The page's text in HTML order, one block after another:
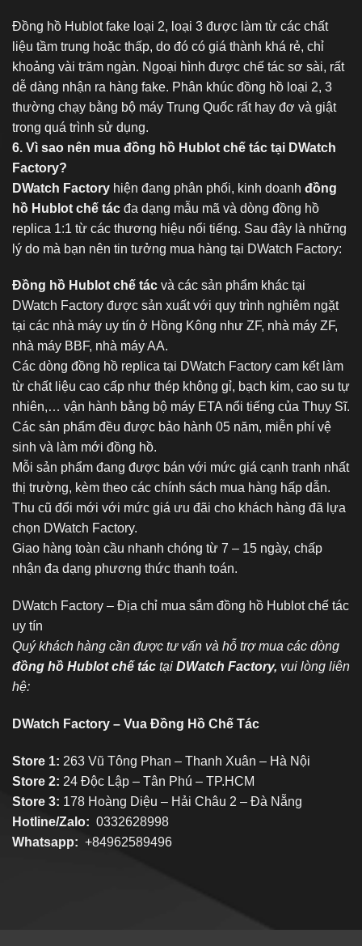
Đồng hồ Hublot fake loại 2, loại 3 được làm từ các chất
liệu tầm trung hoặc thấp, do đó có giá thành khá rẻ, chỉ
khoảng vài trăm ngàn. Ngoại hình được chế tác sơ sài, rất
dễ dàng nhận ra hàng fake. Phân khúc đồng hồ loại 2, 3
thường chạy bằng bộ máy Trung Quốc rất hay đơ và giật
trong quá trình sử dụng.
6. Vì sao nên mua đồng hồ Hublot chế tác tại DWatch
Factory?
DWatch Factory hiện đang phân phối, kinh doanh đồng
hồ Hublot chế tác đa dạng mẫu mã và dòng đồng hồ
replica 1:1 từ các thương hiệu nổi tiếng. Sau đây là những
lý do mà bạn nên tin tưởng mua hàng tại DWatch Factory:
Đồng hồ Hublot chế tác và các sản phẩm khác tại
DWatch Factory được sản xuất với quy trình nghiêm ngặt
tại các nhà máy uy tín ở Hồng Kông như ZF, nhà máy ZF,
nhà máy BBF, nhà máy AA.
Các dòng đồng hồ replica tại DWatch Factory cam kết làm
từ chất liệu cao cấp như thép không gỉ, bạch kim, cao su tự
nhiên,… vận hành bằng bộ máy ETA nổi tiếng của Thụy Sĩ.
Các sản phẩm đều được bảo hành 05 năm, miễn phí vệ
sinh và làm mới đồng hồ.
Mỗi sản phẩm đang được bán với mức giá cạnh tranh nhất
thị trường, kèm theo các chính sách mua hàng hấp dẫn.
Thu cũ đổi mới với mức giá ưu đãi cho khách hàng đã lựa
chọn DWatch Factory.
Giao hàng toàn cầu nhanh chóng từ 7 – 15 ngày, chấp
nhận đa dạng phương thức thanh toán.
DWatch Factory – Địa chỉ mua sắm đồng hồ Hublot chế tác
uy tín
Quý khách hàng cần được tư vấn và hỗ trợ mua các dòng
đồng hồ Hublot chế tác tại DWatch Factory, vui lòng liên
hệ:
DWatch Factory – Vua Đồng Hồ Chế Tác
Store 1: 263 Vũ Tông Phan – Thanh Xuân – Hà Nội
Store 2: 24 Độc Lập – Tân Phú – TP.HCM
Store 3: 178 Hoàng Diệu – Hải Châu 2 – Đà Nẵng
Hotline/Zalo: 0332628998
Whatsapp: +84962589496